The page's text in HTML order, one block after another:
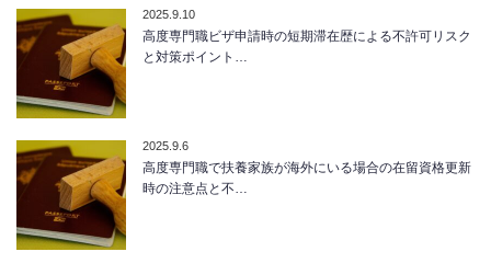
2025.9.10
高度専門職ビザ申請時の短期滞在歴による不許可リスク
と対策ポイント…
2025.9.6
高度専門職で扶養家族が海外にいる場合の在留資格更新
時の注意点と不…